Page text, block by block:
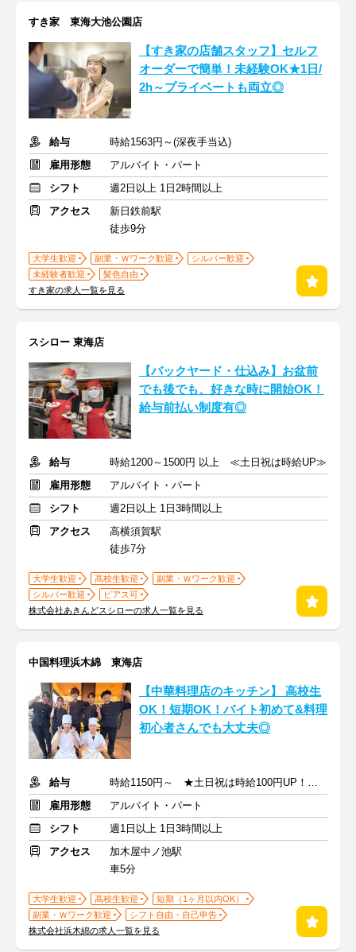
すき家 東海大池公園店
【すき家の店舗スタッフ】セルフ
オーダーで簡単！未経験OK★1日/
2h～プライベートも両立◎
給与
時給1563円～(深夜手当込)
雇用形態
アルバイト・パート
シフト
週2日以上 1日2時間以上
アクセス
新日鉄前駅
徒歩9分
大学生歓迎 副業・Ｗワーク歓迎
シルバー歓迎
未経験者歓迎
髪色自由
すき家の求人一覧を見る
スシロー 東海店
【バックヤード・仕込み】お盆前
でも後でも、好きな時に開始OK！
給与前払い制度有◎
給与
時給1200～1500円 以上 ≪土日祝は時給UP≫
雇用形態
アルバイト・パート
シフト
週2日以上 1日3時間以上
アクセス
高横須賀駅
徒歩7分
大学生歓迎 高校生歓迎
副業・Ｗワーク歓迎
シルバー歓迎
ピアス可
株式会社あきんどスシローの求人一覧を見る
中国料理浜木綿 東海店
【中華料理店のキッチン】 ⾼校⽣
OK！短期OK！バイト初めて&料理
初心者さんでも⼤丈夫◎
給与
時給1150円～ ★土日祝は時給100円UP！ ★高校生も同時給！
雇用形態
アルバイト・パート
シフト
週1日以上 1日3時間以上
アクセス
加木屋中ノ池駅
車5分
大学生歓迎 高校生歓迎
短期（1ヶ月以内OK）
副業・Ｗワーク歓迎
シフト自由・自己申告
株式会社浜木綿の求人一覧を見る